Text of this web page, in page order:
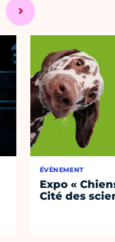
ÉVÈNEMENT
Expo «
Cité des